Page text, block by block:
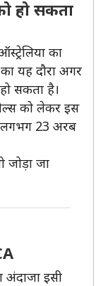
हो सकता
का
यह दौरा अगर
सकता है।
को लेकर इस
23 अरब
जोड़ा जा
अंदाजा इसी